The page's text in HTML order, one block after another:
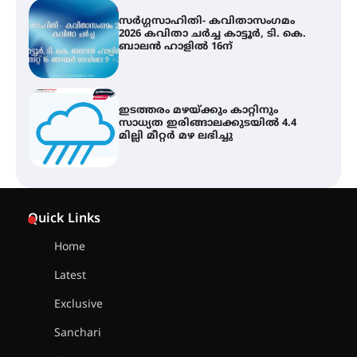
സർഗ്ഗസാഹിതി- കവിതാസംഗമം
2026 കവിതാ ചർച്ച കാട്ടൂർ, ടി. കെ.
ബാലൻ ഹാളിൽ 16ന്
ഇടത്തരം മഴയ്ക്കും കാറ്റിനും
സാധ്യത ഇരിങ്ങാലക്കുടയിൽ 4.4
മില്ലി മീറ്റർ മഴ ലഭിച്ചു
Quick Links
Home
Latest
Exclusive
Sanchari